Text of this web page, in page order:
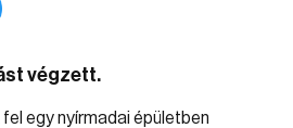
végzett.